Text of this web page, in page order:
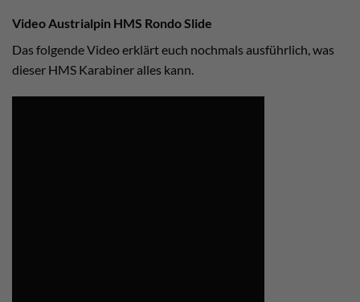
Video Austrialpin HMS Rondo Slide
Das folgende Video erklärt euch nochmals ausführlich, was
dieser HMS Karabiner alles kann.